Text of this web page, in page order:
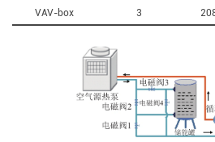
VAV-box
3